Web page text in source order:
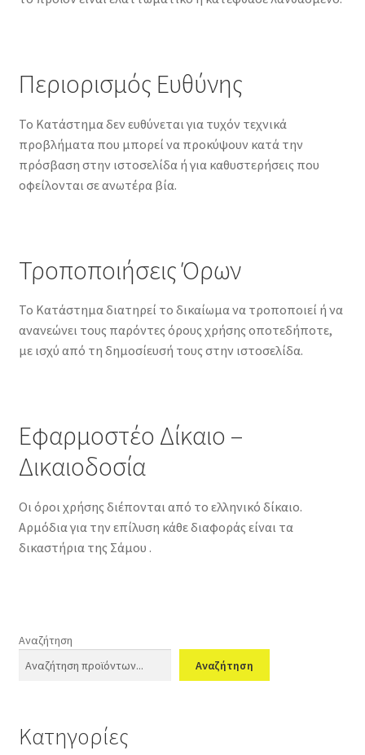
Περιορισμός Ευθύνης
Το Κατάστημα δεν ευθύνεται για τυχόν τεχνικά
προβλήματα που μπορεί να προκύψουν κατά την
πρόσβαση στην ιστοσελίδα ή για καθυστερήσεις που
οφείλονται σε ανωτέρα βία.
Τροποποιήσεις Όρων
Το Κατάστημα διατηρεί το δικαίωμα να τροποποιεί ή να
ανανεώνει τους παρόντες όρους χρήσης οποτεδήποτε,
με ισχύ από τη δημοσίευσή τους στην ιστοσελίδα.
Εφαρμοστέο Δίκαιο –
Δικαιοδοσία
Οι όροι χρήσης διέπονται από το ελληνικό δίκαιο.
Αρμόδια για την επίλυση κάθε διαφοράς είναι τα
δικαστήρια της Σάμου .
Αναζήτηση
Αναζήτηση
Κατηγορίες